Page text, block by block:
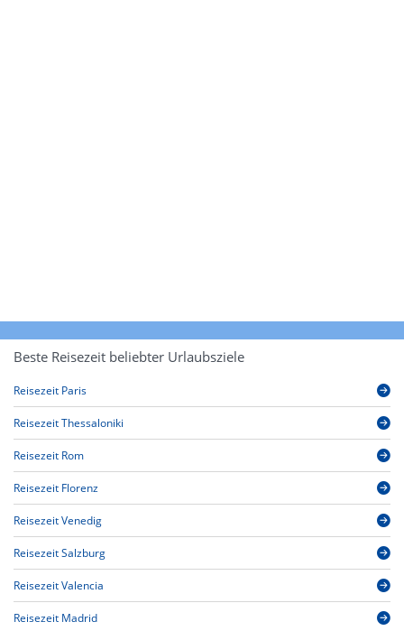
Beste Reisezeit beliebter Urlaubsziele
Reisezeit Paris
Reisezeit Thessaloniki
Reisezeit Rom
Reisezeit Florenz
Reisezeit Venedig
Reisezeit Salzburg
Reisezeit Valencia
Reisezeit Madrid